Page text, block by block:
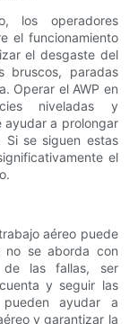
los operadores
el funcionamiento
el desgaste del
bruscos, paradas
Operar el AWP en
niveladas y
ayudar a prolongar
se siguen estas
el
aéreo puede
no se aborda con
de las fallas, ser
y seguir las
pueden ayudar a
y garantizar la